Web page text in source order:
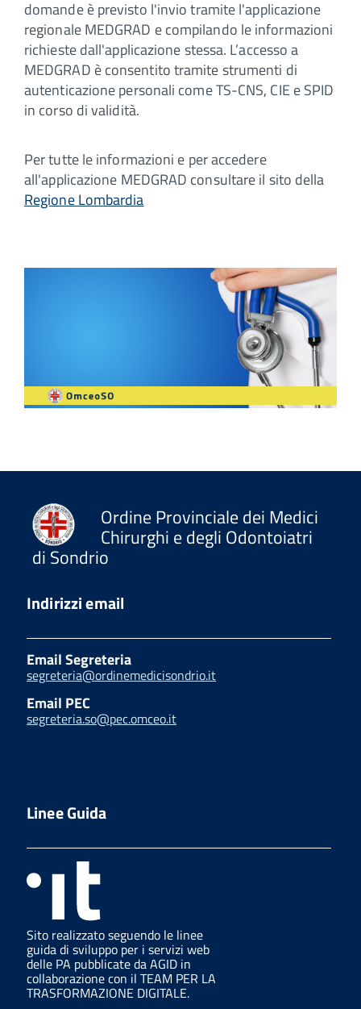
domande è previsto l'invio tramite l'applicazione
regionale MEDGRAD e compilando le informazioni
richieste dall'applicazione stessa. L’accesso a
MEDGRAD è consentito tramite strumenti di
autenticazione personali come TS-CNS, CIE e SPID
in corso di validità.
Per tutte le informazioni e per accedere
all'applicazione MEDGRAD consultare il sito della
Regione Lombardia
Ordine Provinciale dei Medici
Chirurghi e degli Odontoiatri
di Sondrio
Indirizzi email
Email Segreteria
segreteria@ordinemedicisondrio.it
Email PEC
segreteria.so@pec.omceo.it
Linee Guida
Sito realizzato seguendo le linee
guida di sviluppo per i servizi web
delle PA pubblicate da AGID in
collaborazione con il TEAM PER LA
TRASFORMAZIONE DIGITALE.